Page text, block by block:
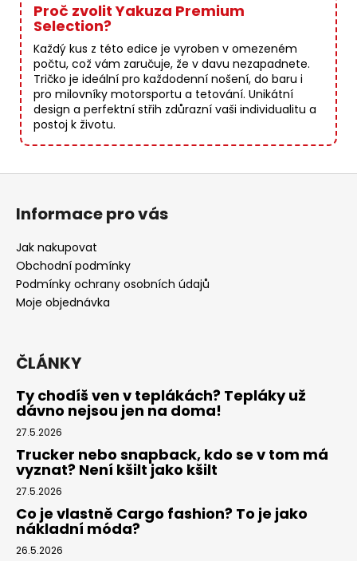
Proč zvolit Yakuza Premium
Selection?
Každý kus z této edice je vyroben v omezeném
počtu, což vám zaručuje, že v davu nezapadnete.
Tričko je ideální pro každodenní nošení, do baru i
pro milovníky motorsportu a tetování. Unikátní
design a perfektní střih zdůrazní vaši individualitu a
postoj k životu.
Informace pro vás
Jak nakupovat
Obchodní podmínky
Podmínky ochrany osobních údajů
Moje objednávka
ČLÁNKY
Ty chodíš ven v teplákách? Tepláky už
dávno nejsou jen na doma!
27.5.2026
Trucker nebo snapback, kdo se v tom má
vyznat? Není kšilt jako kšilt
27.5.2026
Co je vlastně Cargo fashion? To je jako
nákladní móda?
26.5.2026